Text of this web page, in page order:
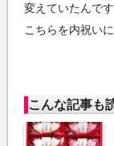
変えていたんで
こちらを内祝い
こんな記事も